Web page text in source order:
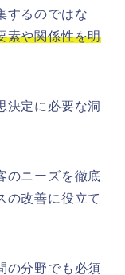
するのではな
素や関係性を明
決定に必要な洞
のニーズを徹底
の改善に役立て
の分野でも必須